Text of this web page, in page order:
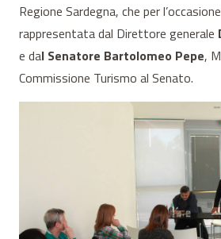
Regione Sardegna, che per
rappresentata dal Direttore generale
e dal Senatore Bartolomeo Pepe,
Commissione Turismo al Senato.